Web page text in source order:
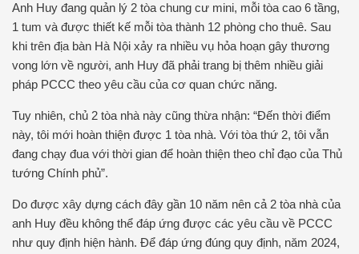
Anh Huy đang quản lý 2 tòa chung cư mini, mỗi tòa cao 6 tầng,
1 tum và được thiết kế mỗi tòa thành 12 phòng cho thuê. Sau
khi trên địa bàn Hà Nội xảy ra nhiều vụ hỏa hoạn gây thương
vong lớn về người, anh Huy đã phải trang bị thêm nhiều giải
pháp PCCC theo yêu cầu của cơ quan chức năng.
Tuy nhiên, chủ 2 tòa nhà này cũng thừa nhận: “Đến thời điểm
này, tôi mới hoàn thiện được 1 tòa nhà. Với tòa thứ 2, tôi vẫn
đang chạy đua với thời gian để hoàn thiện theo chỉ đạo của Thủ
tướng Chính phủ”.
Do được xây dựng cách đây gần 10 năm nên cả 2 tòa nhà của
anh Huy đều không thể đáp ứng được các yêu cầu về PCCC
như quy định hiện hành. Để đáp ứng đúng quy định, năm 2024,